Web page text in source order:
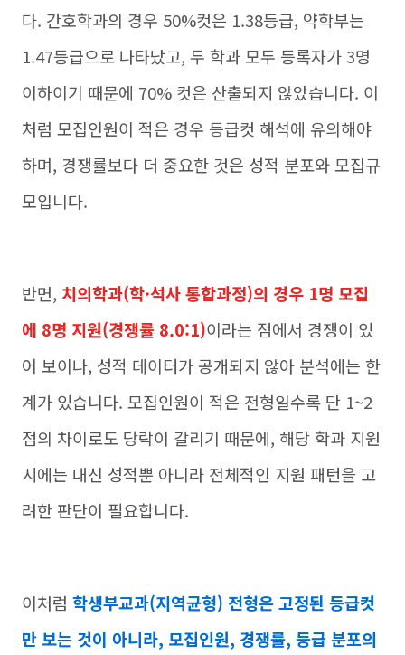
다. 간호학과의 경우 50%컷은 1.38등급, 약학부는
1.47등급으로 나타났고, 두 학과 모두 등록자가 3명
이하이기 때문에 70% 컷은 산출되지 않았습니다. 이
처럼 모집인원이 적은 경우 등급컷 해석에 유의해야
하며, 경쟁률보다 더 중요한 것은 성적 분포와 모집규
모입니다.
반면, 치의학과(학·석사 통합과정)의 경우 1명 모집
에 8명 지원(경쟁률 8.0:1)이라는 점에서 경쟁이 있
어 보이나, 성적 데이터가 공개되지 않아 분석에는 한
계가 있습니다. 모집인원이 적은 전형일수록 단 1~2
점의 차이로도 당락이 갈리기 때문에, 해당 학과 지원
시에는 내신 성적뿐 아니라 전체적인 지원 패턴을 고
려한 판단이 필요합니다.
이처럼 학생부교과(지역균형) 전형은 고정된 등급컷
만 보는 것이 아니라, 모집인원, 경쟁률, 등급 분포의